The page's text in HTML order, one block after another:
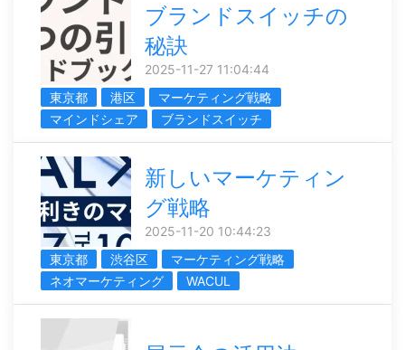
ブランドスイッチの
秘訣
2025-11-27 11:04:44
東京都
港区
マーケティング戦略
マインドシェア
ブランドスイッチ
新しいマーケティン
グ戦略
2025-11-20 10:44:23
東京都
渋谷区
マーケティング戦略
ネオマーケティング
WACUL